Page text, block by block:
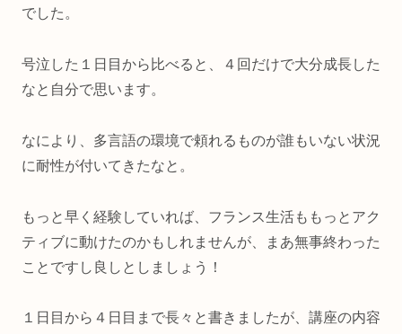
でした。
号泣した１日目から比べると、４回だけで大分成長した
なと自分で思います。
なにより、多言語の環境で頼れるものが誰もいない状況
に耐性が付いてきたなと。
もっと早く経験していれば、フランス生活ももっとアク
ティブに動けたのかもしれませんが、まあ無事終わった
ことですし良しとしましょう！
１日目から４日目まで長々と書きましたが、講座の内容